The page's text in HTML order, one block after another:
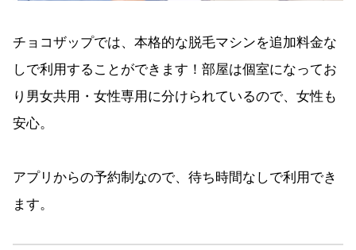
チョコザップでは、本格的な脱毛マシンを追加料金な
しで利用することができます！部屋は個室になってお
り男女共用・女性専用に分けられているので、女性も
安心。
アプリからの予約制なので、待ち時間なしで利用でき
ます。